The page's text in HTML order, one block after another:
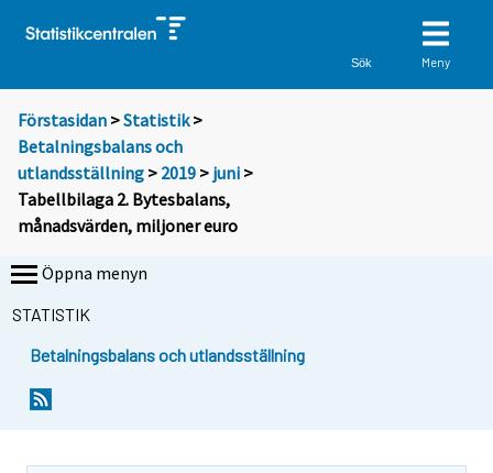
Sök Meny
Förstasidan >Statistik >
Betalningsbalans och
utlandsställning > 2019 > juni >
Tabellbilaga 2. Bytesbalans,
månadsvärden, miljoner euro
Öppna menyn
STATISTIK
Betalningsbalans och utlandsställning